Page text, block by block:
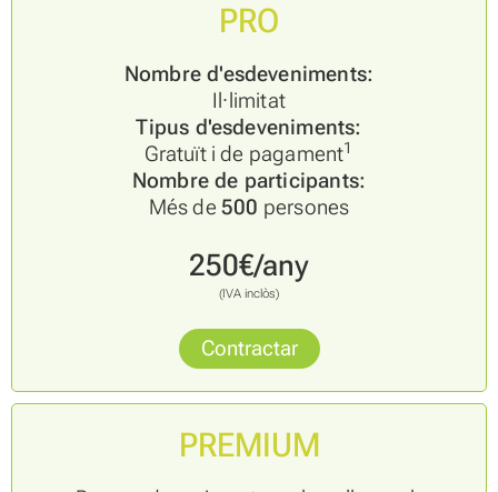
PRO
Nombre d'esdeveniments:
Il·limitat
Tipus d'esdeveniments:
Gratuït i de pagament1
Nombre de participants:
Més de500 persones
250€/any
(IVA inclòs)
Contractar
PREMIUM